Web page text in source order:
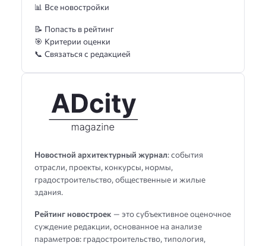
Новостной архитектурный журнал: события
отрасли, проекты, конкурсы, нормы,
градостроительство, общественные и жилые
здания.
Рейтинг новостроек — это субъективное оценочное
суждение редакции, основанное на анализе
параметров: градостроительство, типология,
📊 Все новостройки
📝 Попасть в рейтинг
🎯 Критерии оценки
📞 Связаться с редакцией